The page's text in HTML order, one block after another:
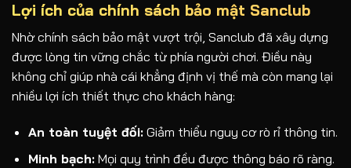
Lợi ích của chính sách bảo mật Sanclub
Nhờ chính sách bảo mật vượt trội, Sanclub đã xây dựng
được lòng tin vững chắc từ phía người chơi. Điều này
không chỉ giúp nhà cái khẳng định vị thế mà còn mang lại
nhiều lợi ích thiết thực cho khách hàng:
An toàn tuyệt đối:Giảm thiểu nguy cơ rò rỉ thông tin.
Minh bạch:Mọi quy trình đều được thông báo rõ ràng.